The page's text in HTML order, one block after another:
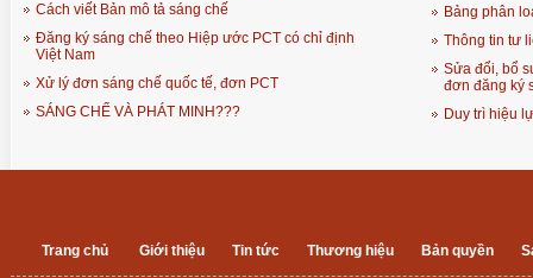
Cách viết Bản mô tả sáng chế
Đăng ký sáng chế theo Hiệp ước PCT có chỉ định
Việt Nam
Xử lý đơn sáng chế quốc tế, đơn PCT
SÁNG CHẾ VÀ PHÁT MINH???
Bảng phân
Thông tin tư
Sửa đổi, bổ
đơn đăng ký
Duy trì hiệu
Trang chủ Giới thiệu Tin tức Thương hiệu Bản quyền